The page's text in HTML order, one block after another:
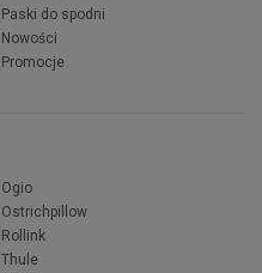
Paski do spodni
Nowości
Promocje
Ogio
Ostrichpillow
Rollink
Thule